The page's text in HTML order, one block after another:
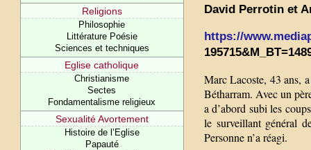
Religions
Philosophie
Littérature Poésie
Sciences et techniques
Eglise catholique
Christianisme
Sectes
Fondamentalisme religieux
Sexualité Avortement
Histoire de l’Eglise
Papauté
David Perrotin et
https://
Marc Lacoste, 43 ans,
Bétharram. Avec un
a d’abord subi les
le surveillant général
Personne n’a réagi.